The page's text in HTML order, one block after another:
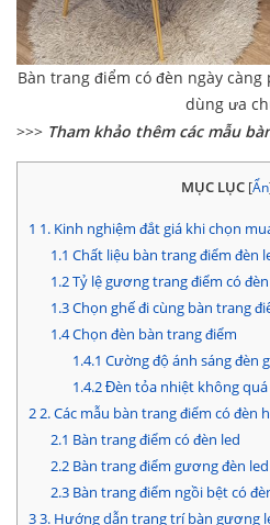
Bàn trang điểm có đèn ngày
dùng ưa
>>> Tham khảo thêm các mẫu
MỤC LỤC [Ẩn
1 1. Kinh nghiệm đắt giá khi chọn
1.1 Chất liệu bàn trang điểm đèn
1.2Tỷ lệ gương trang điểm có đèn
1.3Chọn ghế đi cùng bàn trang
1.4Chọn đèn bàn trang điểm
1.4.1 Cường độ ánh sáng đèn
1.4.2Đèn tỏa nhiệt không quá
22. Các mẫu bàn trang điểm có đèn
2.1 Bàn trang điểm có đèn led
2.2Bàn trang điểm gương đèn
2.3Bàn trang điểm ngồi bệt có
33. Hướng dẫn trang trí bàn gương